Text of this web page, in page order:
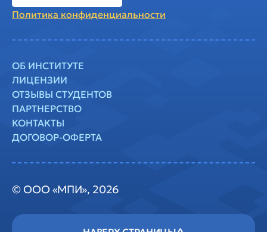
Политика конфиденциальности
© ООО «МПИ», 2026
ОБ ИНСТИТУТЕ
ЛИЦЕНЗИИ
ОТЗЫВЫ СТУДЕНТОВ
ПАРТНЕРСТВО
КОНТАКТЫ
ДОГОВОР-ОФЕРТА